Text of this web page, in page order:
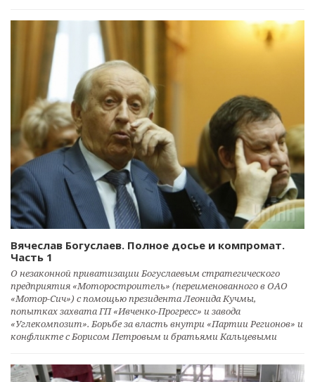
Вячеслав Богуслаев. Полное досье и компромат.
Часть 1
О незаконной приватизации Богуслаевым стратегического
предприятия «Моторостроитель» (переименованного в ОАО
«Мотор-Сич») с помощью президента Леонида Кучмы,
попытках захвата ГП «Ивченко-Прогресс» и завода
«Углекомпозит». Борьбе за власть внутри «Партии Регионов» и
конфликте с Борисом Петровым и братьями Кальцевыми